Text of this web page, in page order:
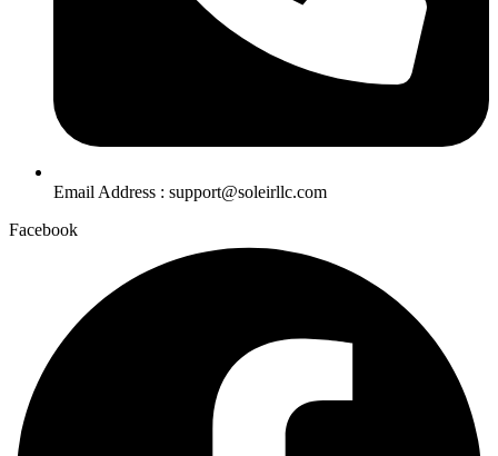
Email Address : support@soleirllc.com
Facebook